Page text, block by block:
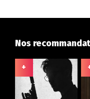
Nos
+